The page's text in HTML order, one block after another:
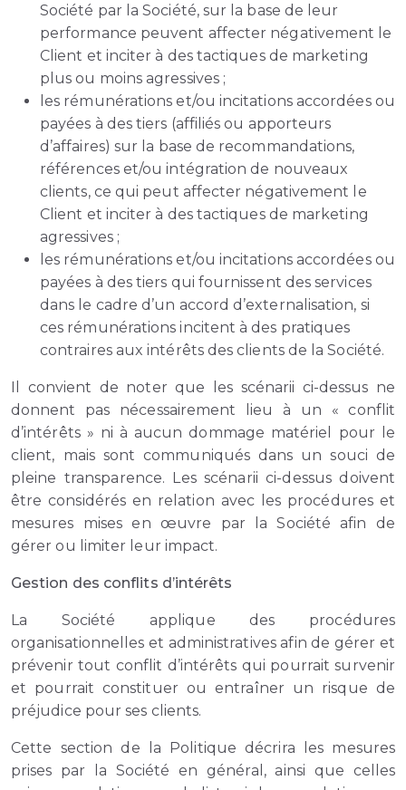
Société par la Société, sur la base de leur
performance peuvent affecter négativement le
Client et inciter à des tactiques de marketing
plus ou moins agressives ;
les rémunérations et/ou incitations accordées ou
payées à des tiers (affiliés ou apporteurs
d’affaires) sur la base de recommandations,
références et/ou intégration de nouveaux
clients, ce qui peut affecter négativement le
Client et inciter à des tactiques de marketing
agressives ;
les rémunérations et/ou incitations accordées ou
payées à des tiers qui fournissent des services
dans le cadre d’un accord d’externalisation, si
ces rémunérations incitent à des pratiques
contraires aux intérêts des clients de la Société.
Il convient de noter que les scénarii ci-dessus ne
donnent pas nécessairement lieu à un « conflit
d’intérêts » ni à aucun dommage matériel pour le
client, mais sont communiqués dans un souci de
pleine transparence. Les scénarii ci-dessus doivent
être considérés en relation avec les procédures et
mesures mises en œuvre par la Société afin de
gérer ou limiter leur impact.
Gestion des conflits d’intérêts
La Société applique des procédures
organisationnelles et administratives afin de gérer et
prévenir tout conflit d’intérêts qui pourrait survenir
et pourrait constituer ou entraîner un risque de
préjudice pour ses clients.
Cette section de la Politique décrira les mesures
prises par la Société en général, ainsi que celles